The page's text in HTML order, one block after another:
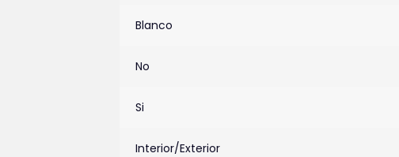
Blanco
No
Si
Interior/Exterior